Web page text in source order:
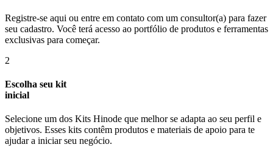
Registre-se aqui ou entre em contato com um consultor(a) para fazer
seu cadastro. Você terá acesso ao portfólio de produtos e ferramentas
exclusivas para começar.
2
Escolha seu kit
inicial
Selecione um dos Kits Hinode que melhor se adapta ao seu perfil e
objetivos. Esses kits contêm produtos e materiais de apoio para te
ajudar a iniciar seu negócio.